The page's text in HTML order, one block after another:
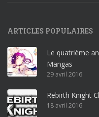
r
o
ff
i
c
e
3
ARTICLES POPULAIRES
Le quatrième
Mangas
29 avril 2016
Rebirth Knight
18 avril 2016